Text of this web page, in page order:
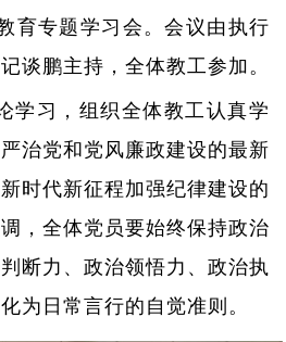
育专题学习会。会议由执行
谈鹏主持，全体教工参加。
学习，组织全体教工认真学
治党和党风廉政建设的最新
时代新征程加强纪律建设的
，全体党员要始终保持政治
断力、政治领悟力、政治执
为日常言行的自觉准则。